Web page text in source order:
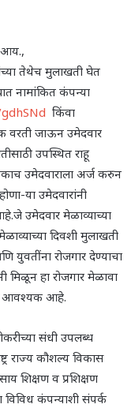
तेथेच मुलाखती घेत
नामांकित कंपन्या
किंवा
वरती जाऊन उमेदवार
उपस्थित राहू
उमेदवाराला अर्ज करुन
या उमेदवारांनी
उमेदवार मेळाव्याच्या
दिवशी मुलाखती
युवतींना रोजगार देण्याचा
हा रोजगार मेळावा
आवश्यक आहे.
संधी उपलब्ध
राज्य कौशल्य विकास
शिक्षण व प्रशिक्षण
विविध कंपन्याशी संपर्क